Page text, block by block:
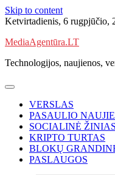
Skip to content
Ketvirtadienis, 6 rugpjūčio,
MediaAgentūra.LT
Technologijos, naujienos,
VERSLAS
PASAULIO
SOCIALINĖ
KRIPTO TURTAS
BLOKŲ
PASLAUGOS